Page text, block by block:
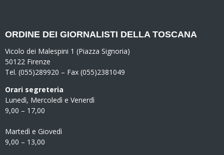
ORDINE DEI GIORNALISTI DELLA TOSCANA
Vicolo dei Malespini 1 (Piazza Signoria)
50122 Firenze
Tel. (055)289920 – Fax (055)2381049
Orari segreteria
Lunedì, Mercoledì e Venerdì
9,00 – 17,00
Martedì e Giovedì
9,00 – 13,00